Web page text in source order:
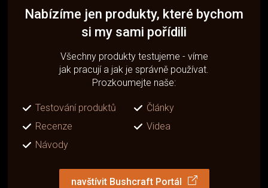
Nabízíme jen produkty, které bychom
si my sami pořídili
Všechny produkty testujeme - víme
jak pracují a jak je správně používat.
Prozkoumejte naše:
Testování produktů
Články
Recenze
Videa
Návody
navštívit Bushcraft Portál